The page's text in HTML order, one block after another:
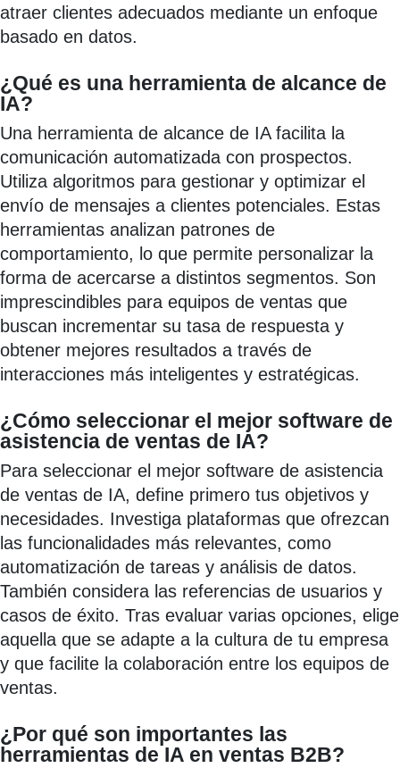
atraer clientes adecuados mediante un enfoque
basado en datos.
¿Qué es una herramienta de alcance de
IA?
Una herramienta de alcance de IA facilita la
comunicación automatizada con prospectos.
Utiliza algoritmos para gestionar y optimizar el
envío de mensajes a clientes potenciales. Estas
herramientas analizan patrones de
comportamiento, lo que permite personalizar la
forma de acercarse a distintos segmentos. Son
imprescindibles para equipos de ventas que
buscan incrementar su tasa de respuesta y
obtener mejores resultados a través de
interacciones más inteligentes y estratégicas.
¿Cómo seleccionar el mejor software de
asistencia de ventas de IA?
Para seleccionar el mejor software de asistencia
de ventas de IA, define primero tus objetivos y
necesidades. Investiga plataformas que ofrezcan
las funcionalidades más relevantes, como
automatización de tareas y análisis de datos.
También considera las referencias de usuarios y
casos de éxito. Tras evaluar varias opciones, elige
aquella que se adapte a la cultura de tu empresa
y que facilite la colaboración entre los equipos de
ventas.
¿Por qué son importantes las
herramientas de IA en ventas B2B?